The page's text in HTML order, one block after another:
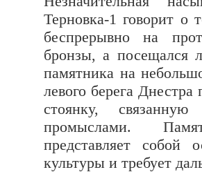
Терновка-1 говорит о
беспрерывно на
бронзы, а посещался
памятника на
левого берега
стоянку,
промыслами.
представляет собой
культуры и требует